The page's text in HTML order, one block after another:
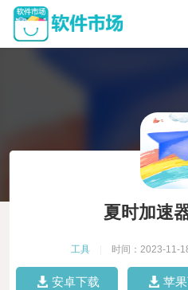
夏时加速
工具 时间：2023-11-
安卓下载 苹